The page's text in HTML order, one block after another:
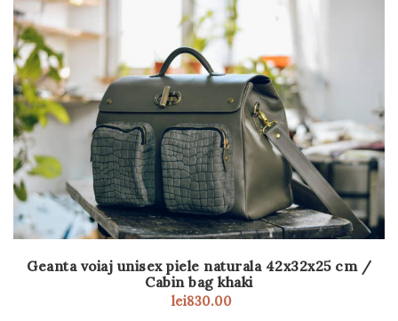
Geanta voiaj unisex piele naturala 42x32x25 cm /
Cabin bag khaki
lei830.00